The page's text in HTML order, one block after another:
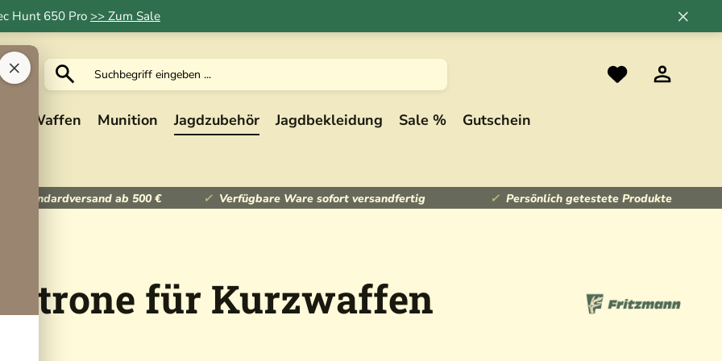
Hunt 650 Pro >> Zum Sale
×
×
Waffen Munition Jagdzubehör Jagdbekleidung Sale % Gutschein
Standardversand ab 500 € Verfügbare Ware sofort versandfertig Persönlich getestete Produkte
für Kurzwaffen